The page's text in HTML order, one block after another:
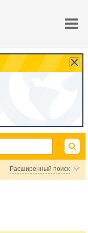
Расширенный поиск